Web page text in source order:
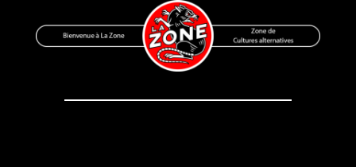
to
Bienvenue à La Zone
Zone de Cultures Alternatives